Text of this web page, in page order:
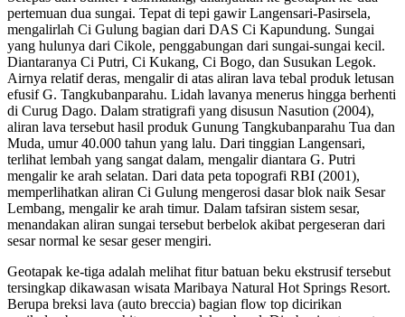
pertemuan dua sungai. Tepat di tepi gawir Langensari-Pasirsela,
mengalirlah Ci Gulung bagian dari DAS Ci Kapundung. Sungai
yang hulunya dari Cikole, penggabungan dari sungai-sungai kecil.
Diantaranya Ci Putri, Ci Kukang, Ci Bogo, dan Susukan Legok.
Airnya relatif deras, mengalir di atas aliran lava tebal produk letusan
efusif G. Tangkubanparahu. Lidah lavanya menerus hingga berhenti
di Curug Dago. Dalam stratigrafi yang disusun Nasution (2004),
aliran lava tersebut hasil produk Gunung Tangkubanparahu Tua dan
Muda, umur 40.000 tahun yang lalu. Dari tinggian Langensari,
terlihat lembah yang sangat dalam, mengalir diantara G. Putri
mengalir ke arah selatan. Dari data peta topografi RBI (2001),
memperlihatkan aliran Ci Gulung mengerosi dasar blok naik Sesar
Lembang, mengalir ke arah timur. Dalam tafsiran sistem sesar,
menandakan aliran sungai tersebut berbelok akibat pergeseran dari
sesar normal ke sesar geser mengiri.
Geotapak ke-tiga adalah melihat fitur batuan beku ekstrusif tersebut
tersingkap dikawasan wisata Maribaya Natural Hot Springs Resort.
Berupa breksi lava (auto breccia) bagian flow top dicirikan